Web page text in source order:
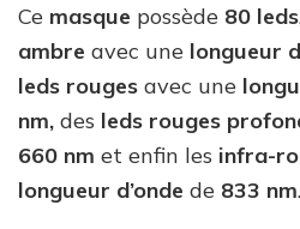
Ce masque possède 80 leds
ambre avec une longueur
leds rouges avec une
nm, des leds rouges
660 nm et enfin les infra-
longueur d’onde de 833 nm.